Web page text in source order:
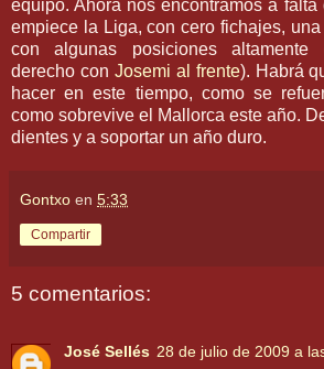
equipo. Ahora nos encontramos a
empiece la Liga, con cero fichajes,
con algunas posiciones altamente
derecho con Josemi al frente). Habrá
hacer en este tiempo, como se
como sobrevive el Mallorca este año.
dientes y a soportar un año duro.
Gontxo en 5:33
Compartir
5 comentarios:
José Sellés 28 de julio de 2009 a